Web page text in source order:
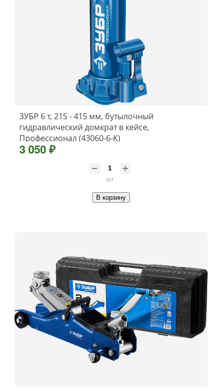
ЗУБР 6 т, 215 - 415 мм, бутылочный
гидравлический домкрат в кейсе,
Профессионал (43060-6-K)
3 050 ₽
шт
В корзину